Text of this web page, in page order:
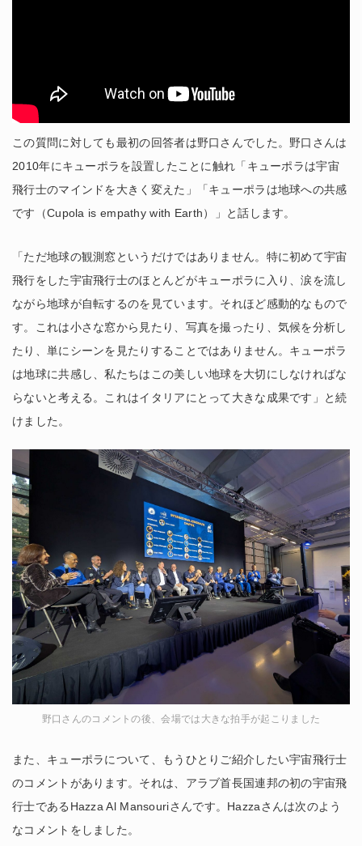
この質問に対しても最初の回答者は野口さんでした。野口さんは
2010年にキューポラを設置したことに触れ「キューポラは宇宙
飛行士のマインドを大きく変えた」「キューポラは地球への共感
です（Cupola is empathy with Earth）」と話します。
「ただ地球の観測窓というだけではありません。特に初めて宇宙
飛行をした宇宙飛行士のほとんどがキューポラに入り、涙を流し
ながら地球が自転するのを見ています。それほど感動的なもので
す。これは小さな窓から見たり、写真を撮ったり、気候を分析し
たり、単にシーンを見たりすることではありません。キューポラ
は地球に共感し、私たちはこの美しい地球を大切にしなければな
らないと考える。これはイタリアにとって大きな成果です」と続
けました。
野口さんのコメントの後、会場では大きな拍手が起こりました
また、キューポラについて、もうひとりご紹介したい宇宙飛行士
のコメントがあります。それは、アラブ首長国連邦の初の宇宙飛
行士であるHazza Al Mansouriさんです。Hazzaさんは次のよう
なコメントをしました。